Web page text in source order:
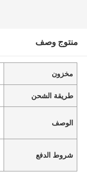
منتوج وصف
مخزون
طريقة الشحن
الوصف
شروط الدفع